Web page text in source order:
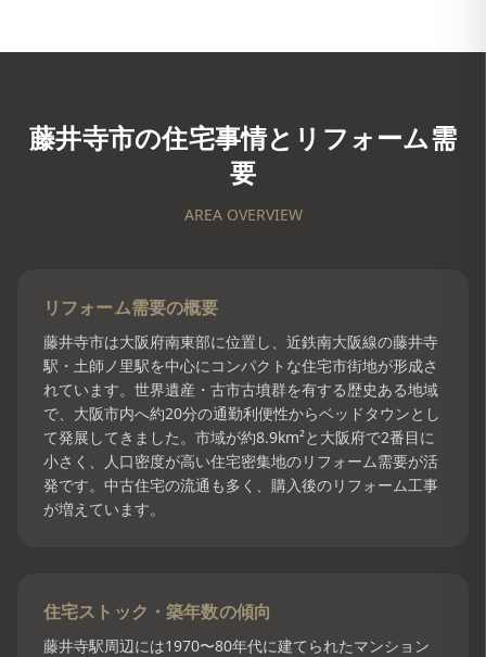
藤井寺市の住宅事情とリフォーム需
要
AREA OVERVIEW
リフォーム需要の概要
藤井寺市は大阪府南東部に位置し、近鉄南大阪線の藤井寺
駅・土師ノ里駅を中心にコンパクトな住宅市街地が形成さ
れています。世界遺産・古市古墳群を有する歴史ある地域
で、大阪市内へ約20分の通勤利便性からベッドタウンとし
て発展してきました。市域が約8.9km²と大阪府で2番目に
小さく、人口密度が高い住宅密集地のリフォーム需要が活
発です。中古住宅の流通も多く、購入後のリフォーム工事
が増えています。
住宅ストック・築年数の傾向
藤井寺駅周辺には1970〜80年代に建てられたマンション